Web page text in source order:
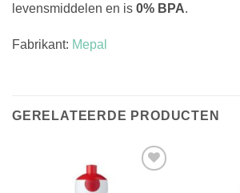
levensmiddelen en is 0% BPA.
Fabrikant: Mepal
GERELATEERDE PRODUCTEN